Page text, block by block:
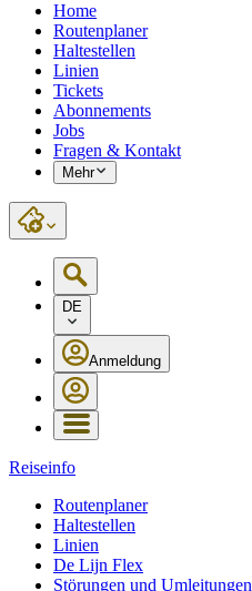
Home
Routenplaner
Haltestellen
Linien
Tickets
Abonnements
Jobs
Fragen & Kontakt
Mehr
DE
Anmeldung
Reiseinfo
Routenplaner
Haltestellen
Linien
De Lijn Flex
Störungen und Umleitungen